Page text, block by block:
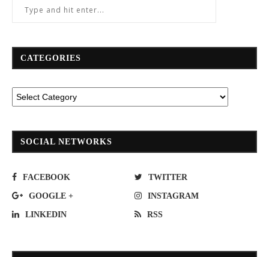
CATEGORIES
SOCIAL NETWORKS
FACEBOOK TWITTER
GOOGLE + INSTAGRAM
LINKEDIN RSS